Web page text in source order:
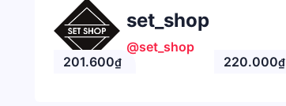
set_shop
@set_shop
201.600₫ 220.000₫